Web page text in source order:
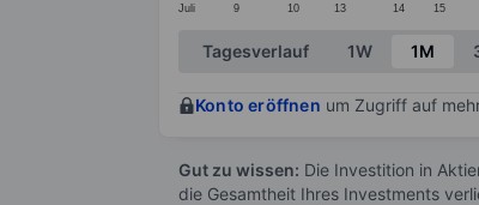
Juli 9 10 13 14 15
End of interactive chart.
Tagesverlauf 1W 1M
Konto eröffnen um Zugriff auf
Gut zu wissen: Die Investition in
die Gesamtheit Ihres Investments